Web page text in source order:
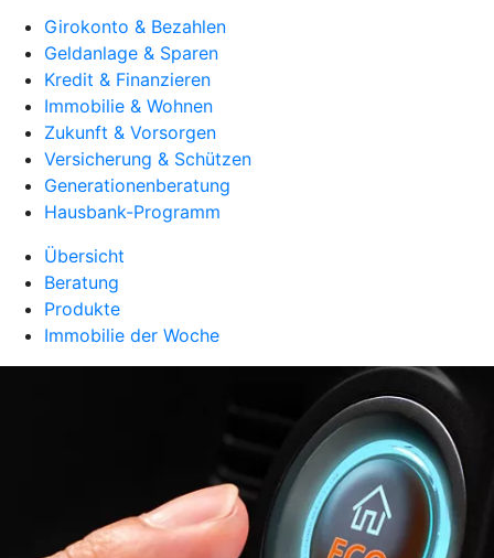
Girokonto & Bezahlen
Geldanlage & Sparen
Kredit & Finanzieren
Immobilie & Wohnen
Zukunft & Vorsorgen
Versicherung & Schützen
Generationenberatung
Hausbank-Programm
Übersicht
Beratung
Produkte
Immobilie der Woche